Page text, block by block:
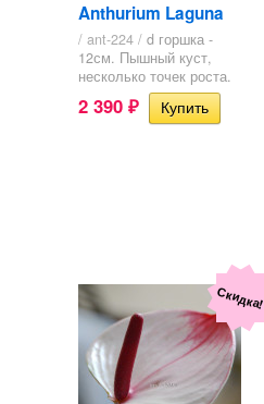
Anthurium Laguna
/ ant-224 / d горшка -
12см. Пышный куст,
несколько точек роста.
2 390 ₽
Скидка!